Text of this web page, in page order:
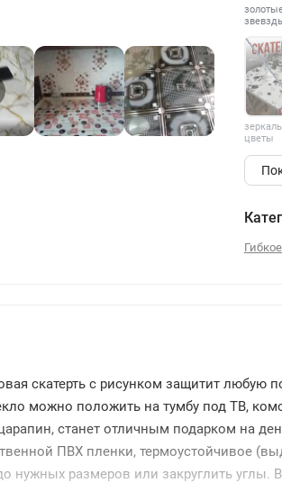
цветы
скатерть с рисунком защитит
можно положить на тумбу под ТВ,
царапин, станет отличным подарком на
ПВХ пленки, термоустойчивое
нужных размеров или закруглить